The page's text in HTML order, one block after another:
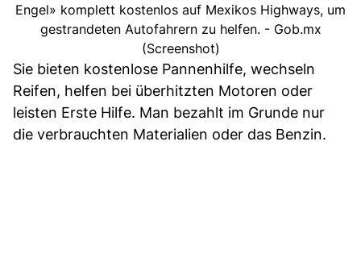
Engel» komplett kostenlos auf Mexikos Highways, um
gestrandeten Autofahrern zu helfen. - Gob.mx
(Screenshot)
Sie bieten kostenlose Pannenhilfe, wechseln
Reifen, helfen bei überhitzten Motoren oder
leisten Erste Hilfe. Man bezahlt im Grunde nur
die verbrauchten Materialien oder das Benzin.